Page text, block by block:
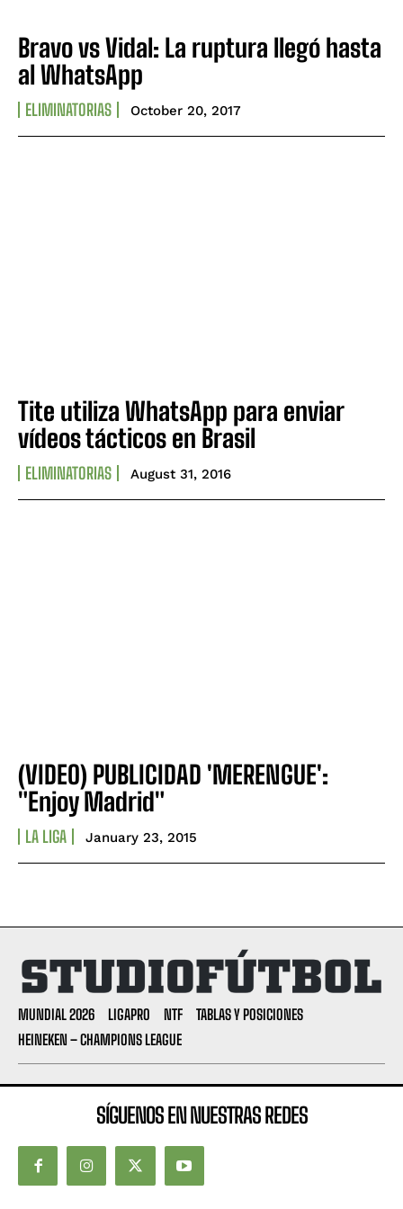
Bravo vs Vidal: La ruptura llegó hasta
al WhatsApp
ELIMINATORIAS October 20, 2017
Tite utiliza WhatsApp para enviar
vídeos tácticos en Brasil
ELIMINATORIAS August 31, 2016
(VIDEO) PUBLICIDAD 'MERENGUE':
"Enjoy Madrid"
LA LIGA January 23, 2015
MUNDIAL 2026 LIGAPRO NTF
TABLAS Y POSICIONES
HEINEKEN – CHAMPIONS LEAGUE
SÍGUENOS EN NUESTRAS REDES